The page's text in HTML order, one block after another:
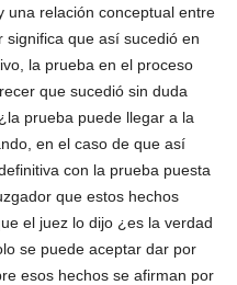
una relación conceptual entre
que así sucedió en
la prueba en el proceso
que sucedió sin duda
prueba puede llegar a la
en el caso de que así
con la prueba puesta
que estos hechos
el juez lo dijo ¿es la verdad
se puede aceptar dar por
esos hechos se afirman por